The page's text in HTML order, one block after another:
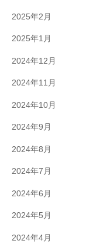
2025年2月
2025年1月
2024年12月
2024年11月
2024年10月
2024年9月
2024年8月
2024年7月
2024年6月
2024年5月
2024年4月